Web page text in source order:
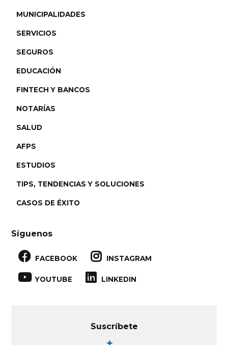
MUNICIPALIDADES
SERVICIOS
SEGUROS
EDUCACIÓN
FINTECH Y BANCOS
NOTARÍAS
SALUD
AFPS
ESTUDIOS
TIPS, TENDENCIAS Y SOLUCIONES
CASOS DE ÉXITO
Síguenos
 FACEBOOK  INSTAGRAM
 YOUTUBE  LINKEDIN
Suscríbete